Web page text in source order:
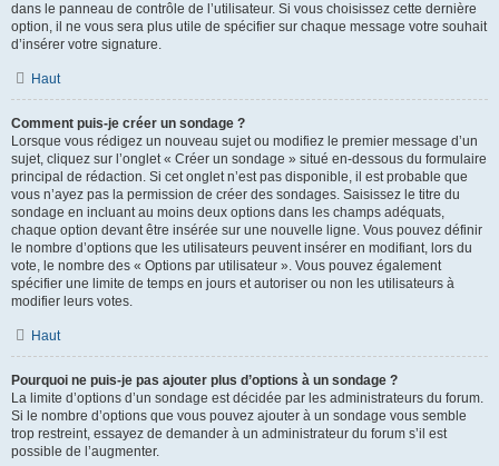
dans le panneau de contrôle de l’utilisateur. Si vous choisissez cette dernière
option, il ne vous sera plus utile de spécifier sur chaque message votre souhait
d’insérer votre signature.
Haut
Comment puis-je créer un sondage ?
Lorsque vous rédigez un nouveau sujet ou modifiez le premier message d’un
sujet, cliquez sur l’onglet « Créer un sondage » situé en-dessous du formulaire
principal de rédaction. Si cet onglet n’est pas disponible, il est probable que
vous n’ayez pas la permission de créer des sondages. Saisissez le titre du
sondage en incluant au moins deux options dans les champs adéquats,
chaque option devant être insérée sur une nouvelle ligne. Vous pouvez définir
le nombre d’options que les utilisateurs peuvent insérer en modifiant, lors du
vote, le nombre des « Options par utilisateur ». Vous pouvez également
spécifier une limite de temps en jours et autoriser ou non les utilisateurs à
modifier leurs votes.
Haut
Pourquoi ne puis-je pas ajouter plus d’options à un sondage ?
La limite d’options d’un sondage est décidée par les administrateurs du forum.
Si le nombre d’options que vous pouvez ajouter à un sondage vous semble
trop restreint, essayez de demander à un administrateur du forum s’il est
possible de l’augmenter.